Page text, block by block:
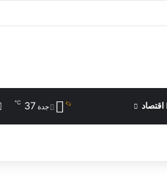
للرياضة الفلسطينية | رياضة عربية
اقتصاد جدة 37
℃